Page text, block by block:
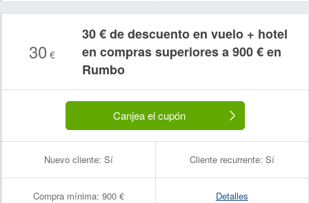
30 €
30 € de descuento en vuelo + hotel
en compras superiores a 900 € en
Rumbo
Canjea el cupón
Nuevo cliente: Sí Cliente recurrente: Sí
Compra mínima: 900 € Detalles